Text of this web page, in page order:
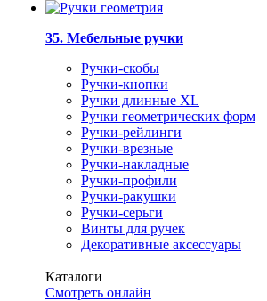
35. Мебельные ручки
Ручки-скобы
Ручки-кнопки
Ручки длинные XL
Ручки геометрических форм
Ручки-рейлинги
Ручки-врезные
Ручки-накладные
Ручки-профили
Ручки-ракушки
Ручки-серьги
Винты для ручек
Декоративные аксессуары
Каталоги
Смотреть онлайн